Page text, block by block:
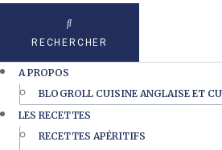
RECHERCHER
A PROPOS
BLOGROLL CUISINE ANGLAISE ET
LES RECETTES
RECETTES APÉRITIFS